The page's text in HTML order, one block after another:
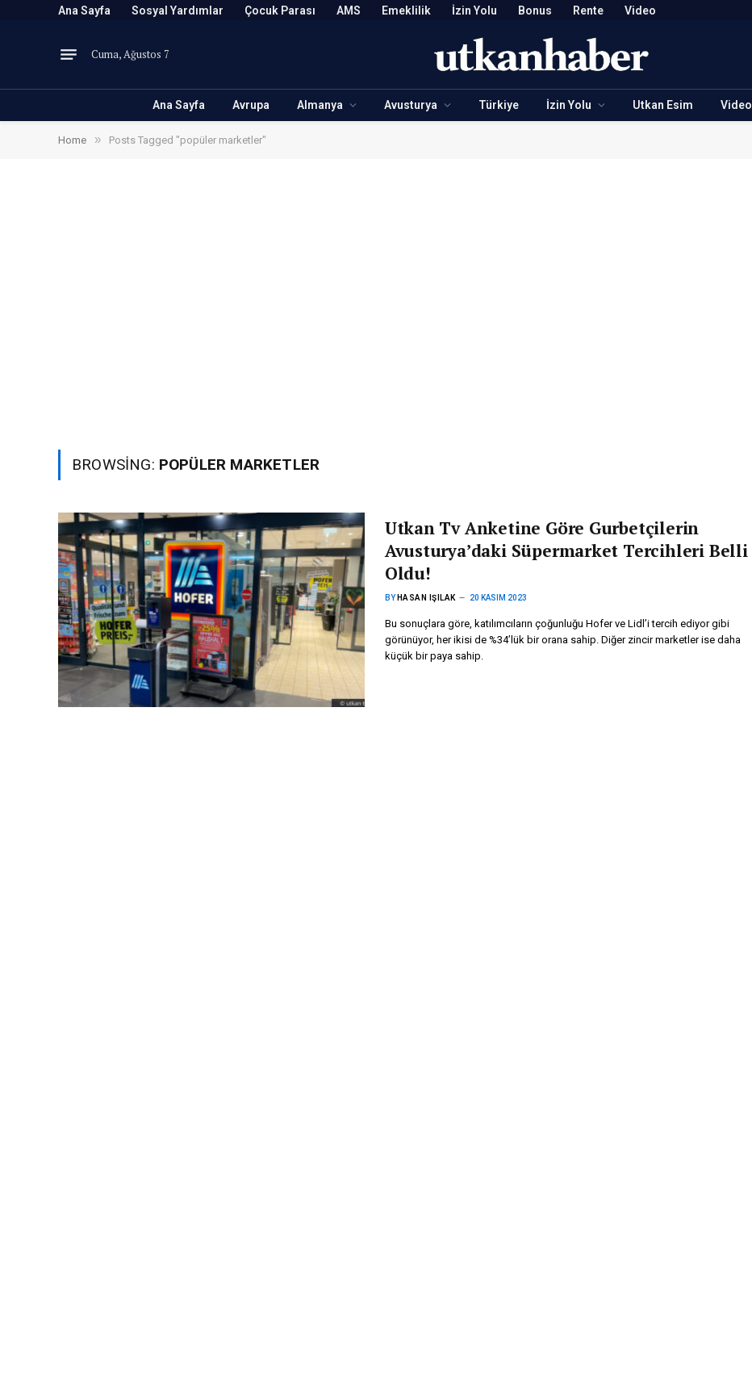
Ana Sayfa Sosyal Yardımlar Çocuk Parası AMS Emeklilik İzin Yolu Bonus Rente Video
Cuma, Ağustos 7
Ana Sayfa Avrupa Almanya Avusturya Türkiye İzin Yolu Utkan Esim Video
Home » Posts Tagged "popüler marketler"
BROWSING: POPÜLER MARKETLER
Utkan Tv Anketine Göre Gurbetçilerin
Avusturya’daki Süpermarket Tercihleri Belli
Oldu!
BY HASAN IŞILAK 20 KASIM 2023
Bu sonuçlara göre, katılımcıların çoğunluğu Hofer ve Lidl’i tercih ediyor gibi
görünüyor, her ikisi de %34’lük bir orana sahip. Diğer zincir marketler ise daha
küçük bir paya sahip.